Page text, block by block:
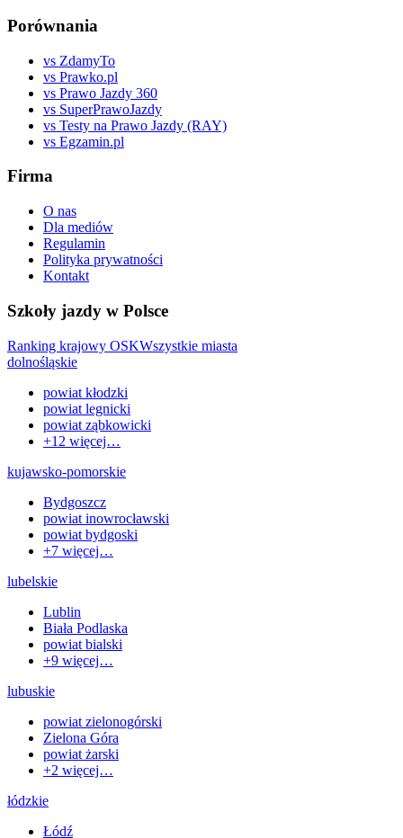
Porównania
vs ZdamyTo
vs Prawko.pl
vs Prawo Jazdy 360
vs SuperPrawoJazdy
vs Testy na Prawo Jazdy (RAY)
vs Egzamin.pl
Firma
O nas
Dla mediów
Regulamin
Polityka prywatności
Kontakt
Szkoły jazdy w Polsce
Ranking krajowy OSKWszystkie miasta
dolnośląskie
powiat kłodzki
powiat legnicki
powiat ząbkowicki
+12 więcej…
kujawsko-pomorskie
Bydgoszcz
powiat inowrocławski
powiat bydgoski
+7 więcej…
lubelskie
Lublin
Biała Podlaska
powiat bialski
+9 więcej…
lubuskie
powiat zielonogórski
Zielona Góra
powiat żarski
+2 więcej…
łódzkie
Łódź